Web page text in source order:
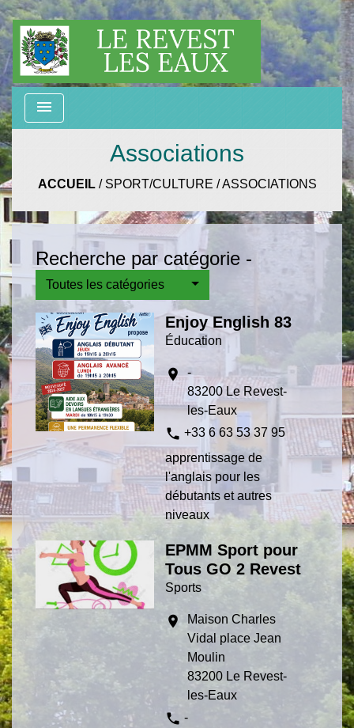
menu
Associations
ACCUEIL/ SPORT/CULTURE /ASSOCIATIONS
Recherche par catégorie -
Toutes les catégories
Enjoy English 83
Éducation
location_on -
83200 Le Revest-
les-Eaux
phone +33 6 63 53 37 95
apprentissage de
l'anglais pour les
débutants et autres
niveaux
EPMM Sport pour
Tous GO 2 Revest
Sports
location_on
Maison Charles
Vidal place Jean
Moulin
83200 Le Revest-
les-Eaux
phone -